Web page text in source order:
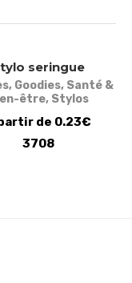
seringue
, Goodies, Santé &
être, Stylos
de 0.23€
3708